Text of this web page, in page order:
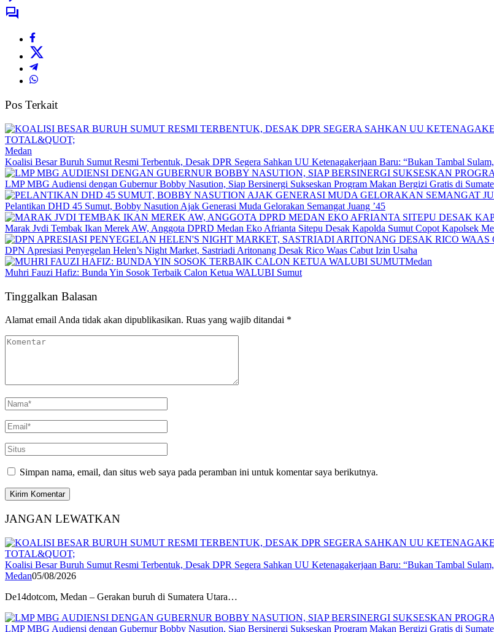
Pos Terkait
Medan
Koalisi Besar Buruh Sumut Resmi Terbentuk, Desak DPR Segera Sahkan UU Ketenagakerjaan Baru: “Bukan Tambal
LMP MBG Audiensi dengan Gubernur Bobby Nasution, Siap Bersinergi Sukseskan Program Makan Bergizi Gratis di
Pelantikan DHD 45 Sumut, Bobby Nasution Ajak Generasi Muda Gelorakan Semangat Juang ’45
Marak Jvdi Tembak Ikan Merek AW, Anggota DPRD Medan Eko Afrianta Sitepu Desak Kapolda Sumut Copot Kapolsek
DPN Apresiasi Penyegelan Helen’s Night Market, Sastriadi Aritonang Desak Rico Waas Cabut Izin Usaha
Medan
Muhri Fauzi Hafiz: Bunda Yin Sosok Terbaik Calon Ketua WALUBI Sumut
Tinggalkan Balasan
Alamat email Anda tidak akan dipublikasikan. Ruas yang wajib ditandai *
Simpan nama, email, dan situs web saya pada peramban ini untuk komentar saya berikutnya.
JANGAN LEWATKAN
Koalisi Besar Buruh Sumut Resmi Terbentuk, Desak DPR Segera Sahkan UU Ketenagakerjaan Baru: “Bukan Tambal
Medan05/08/2026
De14dotcom, Medan – Gerakan buruh di Sumatera Utara…
LMP MBG Audiensi dengan Gubernur Bobby Nasution, Siap Bersinergi Sukseskan Program Makan Bergizi Gratis di